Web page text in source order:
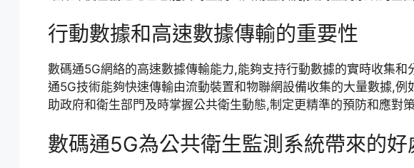
行動數據和高速數據傳輸的重要性
數碼通5G網絡的高速數據傳輸能力,能夠支持行動數據的實時收集
通5G技術能夠快速傳輸由流動裝置和物聯網設備收集的大量數據,
助政府和衛生部門及時掌握公共衛生動態,制定更精準的預防和應對
數碼通5G為公共衛生監測系統帶來的好